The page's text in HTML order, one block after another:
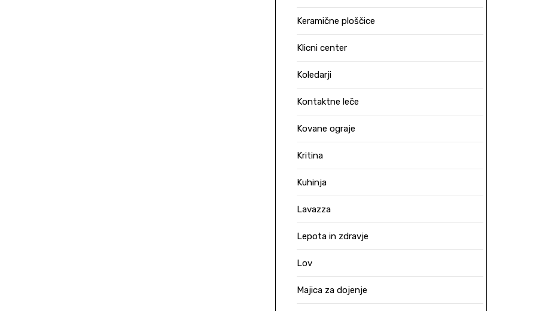
Keramične ploščice
Klicni center
Koledarji
Kontaktne leče
Kovane ograje
Kritina
Kuhinja
Lavazza
Lepota in zdravje
Lov
Majica za dojenje